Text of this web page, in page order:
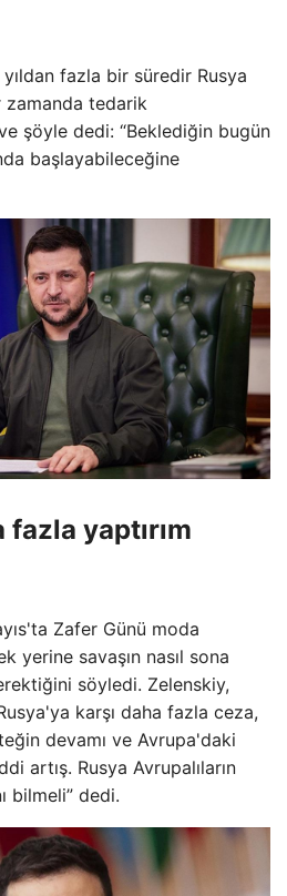
fazla bir süredir Rusya
zamanda tedarik
şöyle dedi: “Beklediğin bugün
başlayabileceğine
fazla yaptırım
Zafer Günü moda
yerine savaşın nasıl sona
söyledi. Zelenskiy,
karşı daha fazla ceza,
devamı ve Avrupa'daki
artış. Rusya Avrupalıların
bilmeli” dedi.